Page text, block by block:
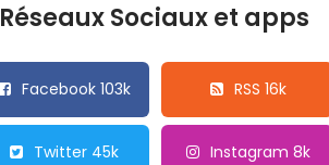
Réseaux Sociaux et apps
Facebook 103k RSS 16k
Twitter 45k Instagram 8k